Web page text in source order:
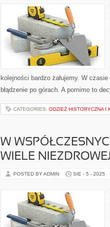
kolejności bardzo żałujemy. W
błądzenie po górach. A pomimo to
CATEGORIES: ODZIEŻ HISTORYCZNA I
W
WIELE
POSTED BY ADMIN SIE - 5 - 2025